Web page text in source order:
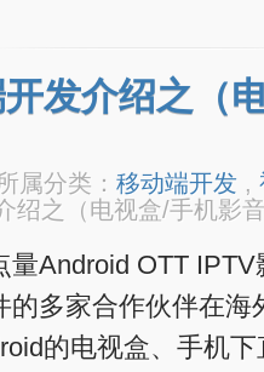
发介绍之（
属分类： 移动端开发 ,
绍之（电视盒/手机影
量Android OTT
的多家合作伙伴在海
的电视盒、手机